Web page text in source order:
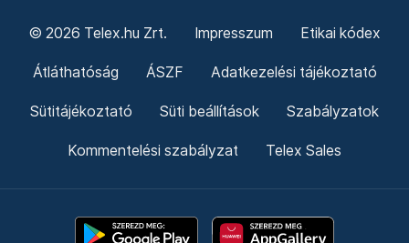
© 2026 Telex.hu Zrt. Impresszum Etikai kódex
Átláthatóság ÁSZF Adatkezelési tájékoztató
Sütitájékoztató Süti beállítások Szabályzatok
Kommentelési szabályzat Telex Sales